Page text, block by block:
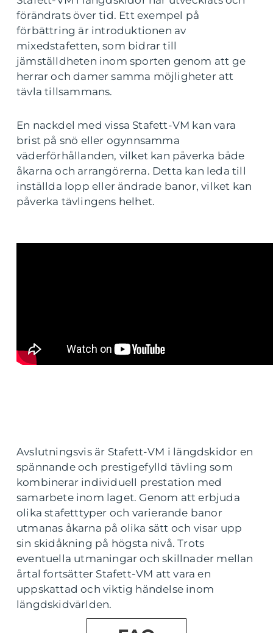
förändrats över tid. Ett exempel på
förbättring är introduktionen av
mixedstafetten, som bidrar till
jämställdheten inom sporten genom att ge
herrar och damer samma möjligheter att
tävla tillsammans.
En nackdel med vissa Stafett-VM kan vara
brist på snö eller ogynnsamma
väderförhållanden, vilket kan påverka både
åkarna och arrangörerna. Detta kan leda till
inställda lopp eller ändrade banor, vilket kan
påverka tävlingens helhet.
Avslutningsvis är Stafett-VM i längdskidor en
spännande och prestigefylld tävling som
kombinerar individuell prestation med
samarbete inom laget. Genom att erbjuda
olika stafetttyper och varierande banor
utmanas åkarna på olika sätt och visar upp
sin skidåkning på högsta nivå. Trots
eventuella utmaningar och skillnader mellan
årtal fortsätter Stafett-VM att vara en
uppskattad och viktig händelse inom
längdskidvärlden.